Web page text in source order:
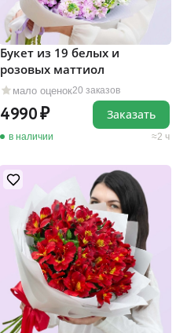
мало оценок20 заказов
Букет из 19 белых и
розовых маттиол
4990
в наличии 2 ч
Заказать